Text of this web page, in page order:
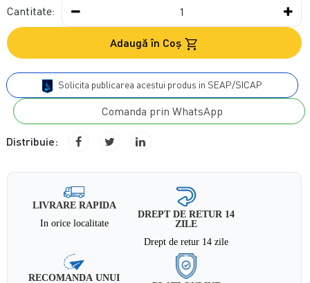
Cantitate:
Adaugă în Coş
Solicita publicarea acestui produs in SEAP/SICAP
Comanda prin WhatsApp
Distribuie:
LIVRARE RAPIDA
In orice localitate
DREPT DE RETUR 14
ZILE
Drept de retur 14 zile
RECOMANDA UNUI